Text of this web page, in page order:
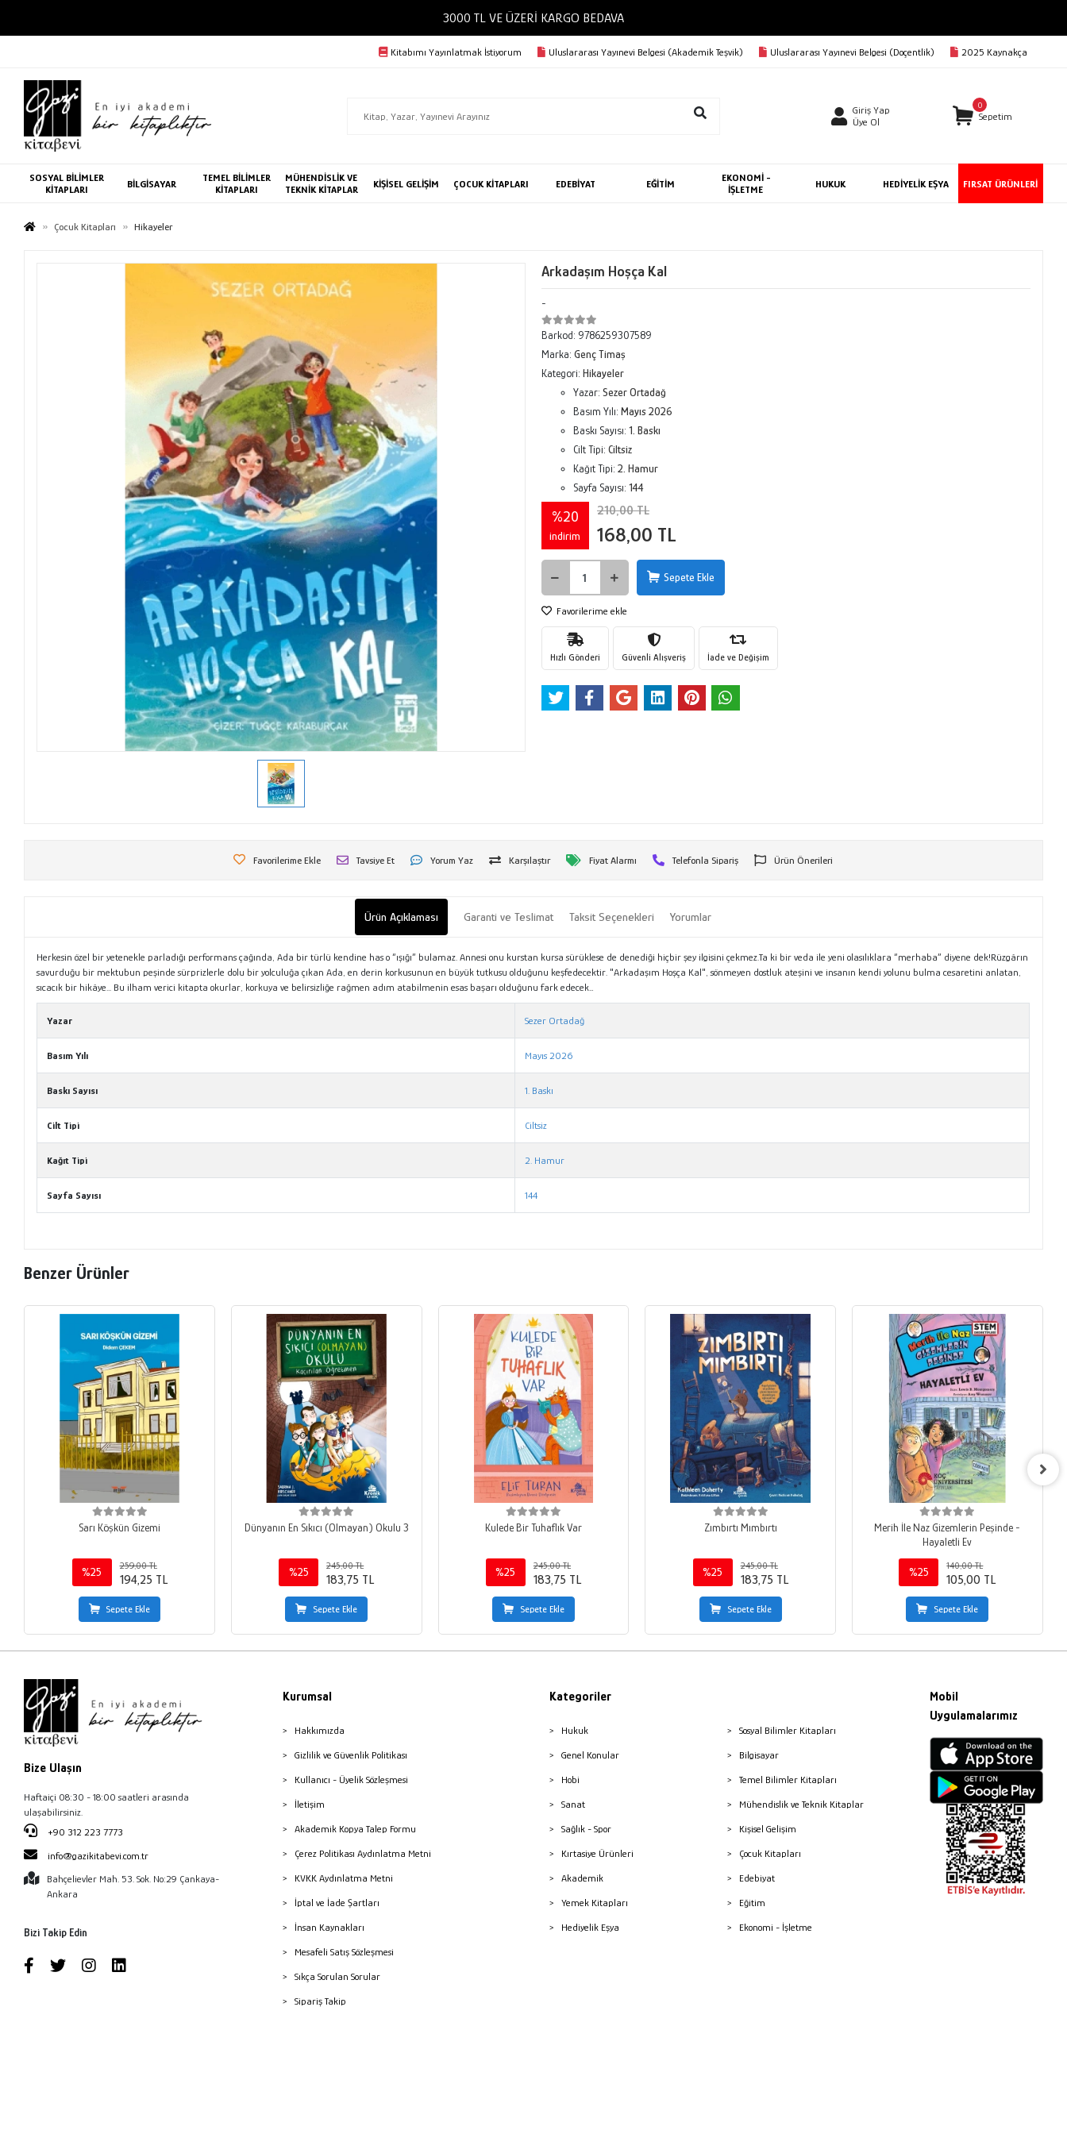
3000 TL VE ÜZERİ KARGO BEDAVA
Kitabımı Yayınlatmak İstiyorum Uluslararası Yayınevi Belgesi (Akademik Teşvik) Uluslararası Yayınevi Belgesi (Doçentlik) 2025 Kaynakça
Giriş Yap
Üye Ol
0
Sepetim
SOSYAL BİLİMLER
KİTAPLARI
BİLGİSAYAR
TEMEL BİLİMLER
KİTAPLARI
MÜHENDİSLİK VE
TEKNİK KİTAPLAR
KİŞİSEL GELİŞİM ÇOCUK KİTAPLARI EDEBİYAT EĞİTİM
EKONOMİ -
İŞLETME
HUKUK HEDİYELİK EŞYA FIRSAT ÜRÜNLERİ
Çocuk Kitapları Hikayeler
Arkadaşım Hoşça Kal
-
Barkod: 9786259307589
Marka: Genç Timaş
Kategori: Hikayeler
Yazar: Sezer Ortadağ
Basım Yılı: Mayıs 2026
Baskı Sayısı: 1. Baskı
Cilt Tipi: Ciltsiz
Kağıt Tipi: 2. Hamur
Sayfa Sayısı: 144
%20
indirim
210,00 TL
168,00 TL
Sepete Ekle
Favorilerime ekle
Hızlı Gönderi Güvenli Alışveriş İade ve Değişim
Favorilerime Ekle Tavsiye Et Yorum Yaz Karşılaştır Fiyat Alarmı Telefonla Sipariş Ürün Önerileri
Ürün Açıklaması Garanti ve Teslimat Taksit Seçenekleri Yorumlar
Herkesin özel bir yetenekle parladığı performans çağında, Ada bir türlü kendine has o “ışığı” bulamaz. Annesi onu kurstan kursa sürüklese de denediği hiçbir şey ilgisini çekmez.Ta ki bir veda ile yeni olasılıklara “merhaba” diyene dek!Rüzgârın
savurduğu bir mektubun peşinde sürprizlerle dolu bir yolculuğa çıkan Ada, en derin korkusunun en büyük tutkusu olduğunu keşfedecektir. "Arkadaşım Hoşça Kal", sönmeyen dostluk ateşini ve insanın kendi yolunu bulma cesaretini anlatan,
sıcacık bir hikâye... Bu ilham verici kitapta okurlar, korkuya ve belirsizliğe rağmen adım atabilmenin esas başarı olduğunu fark edecek…
Yazar Sezer Ortadağ
Basım Yılı Mayıs 2026
Baskı Sayısı 1. Baskı
Cilt Tipi Ciltsiz
Kağıt Tipi 2. Hamur
Sayfa Sayısı 144
Benzer Ürünler
Sarı Köşkün Gizemi
%25
259,00 TL
194,25 TL
Sepete Ekle
Dünyanın En Sıkıcı (Olmayan) Okulu 3
%25
245,00 TL
183,75 TL
Sepete Ekle
Kulede Bir Tuhaflık Var
%25
245,00 TL
183,75 TL
Sepete Ekle
Zımbırtı Mımbırtı
%25
245,00 TL
183,75 TL
Sepete Ekle
Merih İle Naz Gizemlerin Peşinde -
Hayaletli Ev
%25
140,00 TL
105,00 TL
Sepete Ekle
Bize Ulaşın
Haftaiçi 08:30 - 18:00 saatleri arasında
ulaşabilirsiniz.
+90 312 223 7773
info@gazikitabevi.com.tr
Bahçelievler Mah. 53. Sok. No:29 Çankaya-
Ankara
Bizi Takip Edin
Kurumsal
Hakkımızda
Gizlilik ve Güvenlik Politikası
Kullanıcı - Üyelik Sözleşmesi
İletişim
Akademik Kopya Talep Formu
Çerez Politikası Aydınlatma Metni
KVKK Aydınlatma Metni
İptal ve İade Şartları
İnsan Kaynakları
Mesafeli Satış Sözleşmesi
Sıkça Sorulan Sorular
Sipariş Takip
Kategoriler
Hukuk
Genel Konular
Hobi
Sanat
Sağlık - Spor
Kırtasiye Ürünleri
Akademik
Yemek Kitapları
Hediyelik Eşya
Sosyal Bilimler Kitapları
Bilgisayar
Temel Bilimler Kitapları
Mühendislik ve Teknik Kitaplar
Kişisel Gelişim
Çocuk Kitapları
Edebiyat
Eğitim
Ekonomi - İşletme
Mobil
Uygulamalarımız